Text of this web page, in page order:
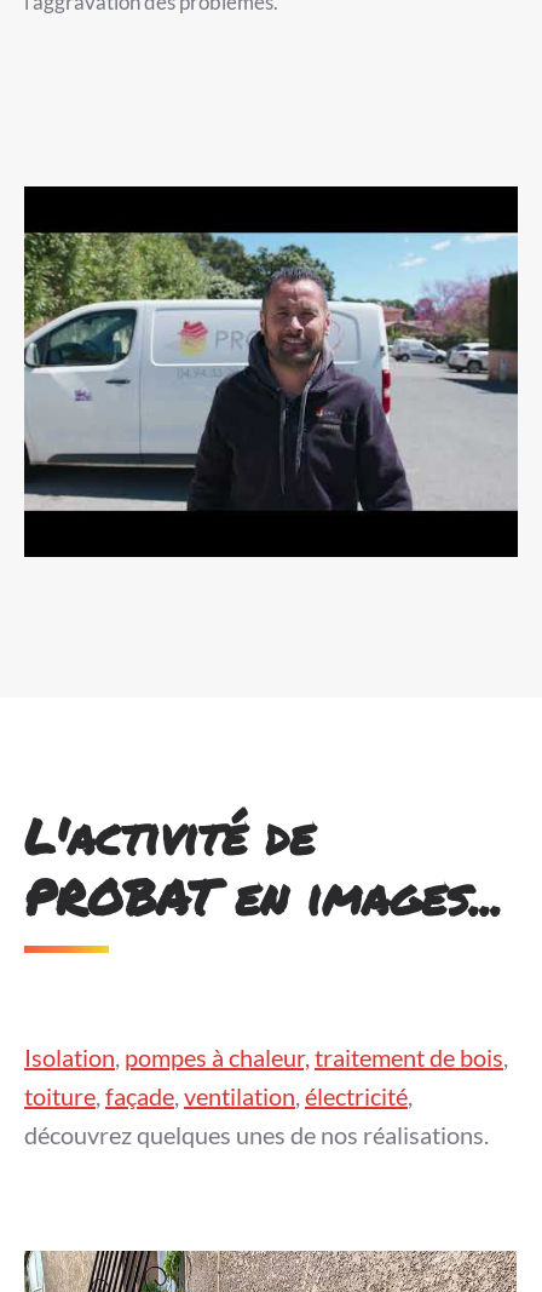
L'activité de
PROBAT en images...
Isolation, pompes à chaleur,traitement de bois,
toiture,façade,ventilation,électricité,
découvrez quelques unes de nos réalisations.